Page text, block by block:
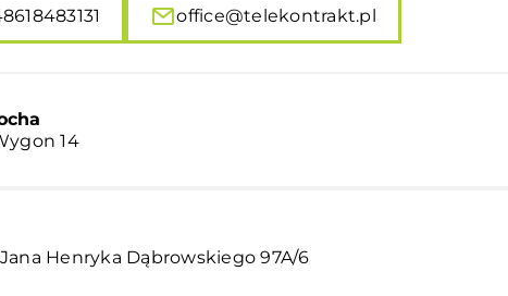
office@telekontrakt.pl
14
Henryka Dąbrowskiego 97A/6